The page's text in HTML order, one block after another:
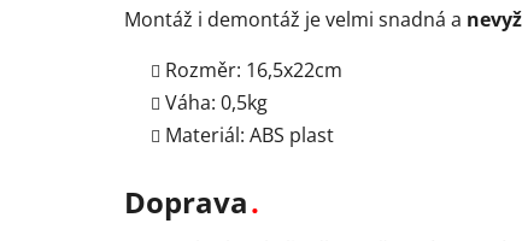
Montáž i demontáž je velmi snadná a
Rozměr: 16,5x22cm
Váha: 0,5kg
Materiál: ABS plast
Doprava